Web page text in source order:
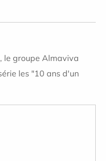
le groupe Almaviva
les "10 ans d'un